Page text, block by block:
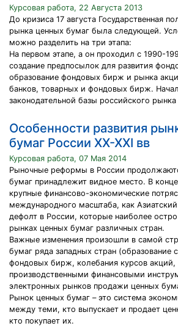
Курсовая работа, 22 Августа 2013
До кризиса 17 августа Государственная
рынка ценных бумаг была следующей.
можно разделить на три этапа:
На первом этапе, а он проходил с 1990-
создание предпосылок для развития
образование фондовых бирж и рынка
банков, товарных и фондовых бирж.
законодательной базы российского
Особенности развития
бумаг России XX-XXI вв
Курсовая работа, 07 Мая 2014
Рыночные реформы в России
бумаг принадлежит видное место. В
крупные финансово-экономические
международного масштаба, как
дефолт в России, которые наиболее
рынках ценных бумаг различных стран.
Важные изменения произошли в самой
бумаг ряда западных стран (образование
фондовых бирж, колебания курсов акций,
производственными финансовыми
электронных рынков продажи ценных
Рынок ценных бумаг – это система
между теми, кто выпускает и продает
кто покупает их.